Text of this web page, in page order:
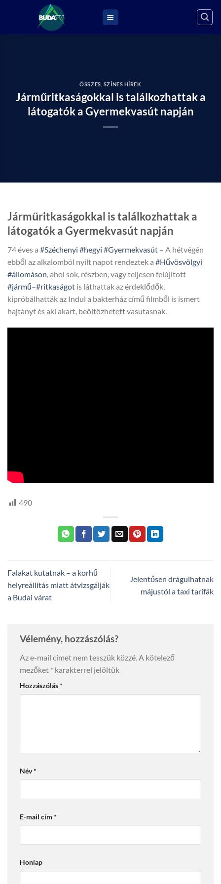
ÖSSZES SZÍNES HÍREK
Járműritkaságokkal is találkozhattak a
látogatók a Gyermekvasút napján
Járműritkaságokkal is találkozhattak a
látogatók a Gyermekvasút napján
74 éves a #Széchenyi #hegyi #Gyermekvasút – A hétvégén
ebből az alkalomból nyílt napot rendeztek a #Hűvösvölgyi
#állomáson, ahol sok, részben, vagy teljesen felújított
#jármű–#ritkaságot is láthattak az érdeklődők,
kipróbálhatták az Indul a bakterház című filmből is ismert
hajtányt és aki akart, beöltözhetett vasutasnak.
490
Falakat kutatnak – a korhű
helyreállítás miatt átvizsgálják
a Budai várat
Jelentősen drágulhatnak
májustól a taxi tarifák
Vélemény, hozzászólás?
Az e-mail címet nem tesszük közzé.A kötelező
mezőket * karakterrel jelöltük
Hozzászólás*
Név*
E-mail cím *
Honlap